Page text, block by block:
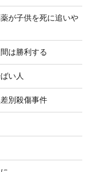
が子供を死に追いや
は勝利する
い人
別殺傷事件